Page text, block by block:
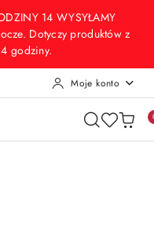
14 WYSYŁAMY
Dotyczy produktów z
godziny.
Moje konto